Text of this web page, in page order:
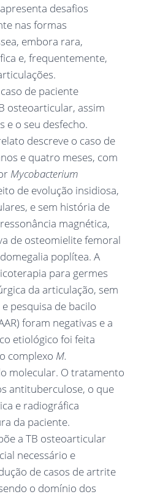
desafios
nas formas
embora rara,
e, frequentemente,
de paciente
osteoarticular, assim
e o seu desfecho.
descreve o caso de
e quatro meses, com
Mycobacterium
de evolução insidiosa,
e sem história de
magnética,
de osteomielite femoral
poplítea. A
para germes
da articulação, sem
pesquisa de bacilo
foram negativas e a
etiológico foi feita
complexo M.
molecular. O tratamento
antituberculose, o que
e radiográfica
da paciente.
a TB osteoarticular
necessário e
de casos de artrite
o domínio dos